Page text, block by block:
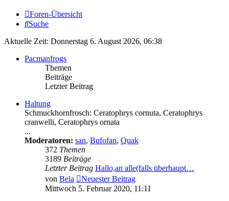
Foren-Übersicht
Suche
Aktuelle Zeit: Donnerstag 6. August 2026, 06:38
Pacmanfrogs
Themen
Beiträge
Letzter Beitrag
Haltung
Schmuckhornfrosch: Ceratophrys cornuta, Ceratophrys
cranwelli, Ceratophrys ornata
...
Moderatoren: san, Bufofan, Quak
372 Themen
3189 Beiträge
Letzter Beitrag Hallo,an alle(falls überhaupt…
von Bela
Neuester Beitrag
Mittwoch 5. Februar 2020, 11:11